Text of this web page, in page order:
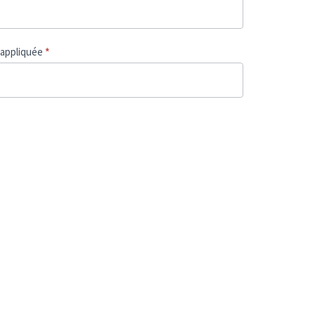
*